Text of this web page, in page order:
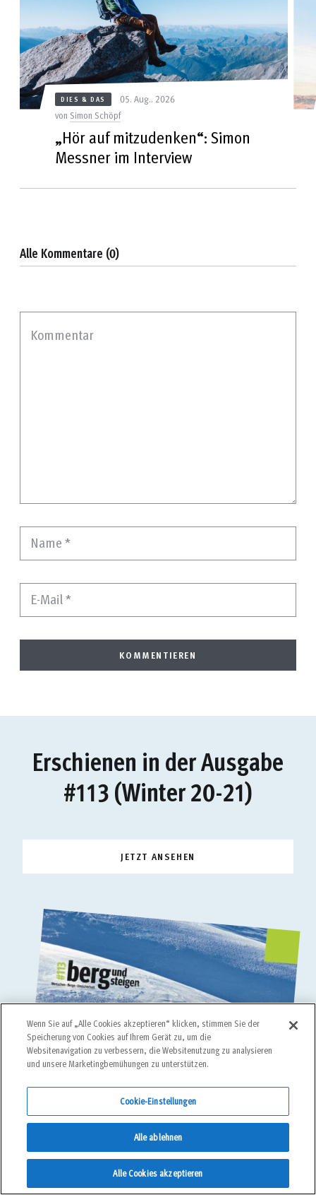
DIES & DAS
05. Aug.. 2026
von Simon Schöpf
„Hör auf mitzudenken“: Simon
Messner im Interview
Alle Kommentare (0)
Kommentar
Name*
E-Mail*
Erschienen in der Ausgabe
#113 (Winter 20-21)
JETZT ANSEHEN
Wenn Sie auf „Alle Cookies akzeptieren“ klicken, stimmen Sie der
Speicherung von Cookies auf Ihrem Gerät zu, um die
Websitenavigation zu verbessern, die Websitenutzung zu analysieren
und unsere Marketingbemühungen zu unterstützen.
Cookie-Einstellungen
Alle ablehnen
Alle Cookies akzeptieren